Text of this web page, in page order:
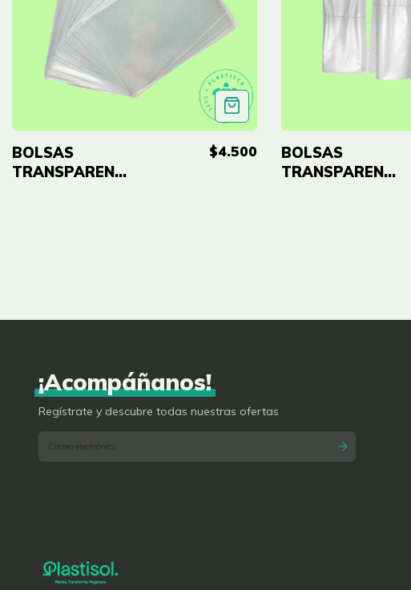
BOLSAS
TRANSPARENTES
$4.500
BOLSAS
TRANSPARENTES
¡Acompáñanos!
Regístrate y descubre todas nuestras ofertas